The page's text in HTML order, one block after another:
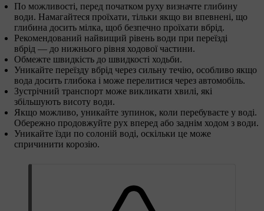
По можливості, перед початком руху визначте глибину
води. Намагайтеся проїхати, тільки якщо ви впевнені, що
глибина досить мілка, щоб безпечно проїхати вбрід.
Рекомендований найвищий рівень води при переїзді
вбрід — до нижнього рівня ходової частини.
Обмежте швидкість до швидкості ходьби.
Уникайте переїзду вбрід через сильну течію, особливо якщо
вода досить глибока і може перелитися через автомобіль.
Зустрічний транспорт може викликати хвилі, які
збільшують висоту води.
Якщо можливо, уникайте зупинок, коли перебуваєте у воді.
Обережно продовжуйте рух вперед або заднім ходом з води.
Уникайте їзди по солоній воді, оскільки це може
спричинити корозію.